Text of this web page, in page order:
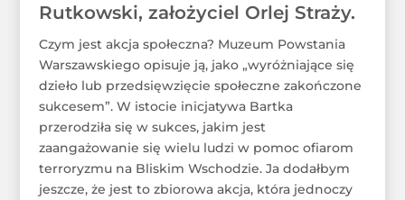
Rutkowski, założyciel Orlej Straży.
Czym jest akcja społeczna? Muzeum Powstania
Warszawskiego opisuje ją, jako „wyróżniające się
dzieło lub przedsięwzięcie społeczne zakończone
sukcesem”. W istocie inicjatywa Bartka
przerodziła się w sukces, jakim jest
zaangażowanie się wielu ludzi w pomoc ofiarom
terroryzmu na Bliskim Wschodzie. Ja dodałbym
jeszcze, że jest to zbiorowa akcja, która jednoczy